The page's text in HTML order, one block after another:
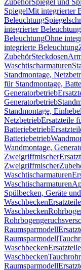
ZubehörSpiegel und
SpiegelMit integrierter
Beleuchtung
integrierter Beleuchtung
BeleuchtungOhne
integrierte Beleuchtung
ZubehörSteckdosen
Waschtischarmaturen
Standmontage,
für Standmontage,
Generatorbetrieb
Generatorbetrieb
Standmontage,
NetzbetriebErsatzteile
Batteriebetrieb
Batteriebetrieb
Wandmontage,
Zweigriffmischer
Zweigriffmischer
Waschtischarmaturen
Waschtischarmaturen
Spülbecken, Geräte
Waschbecken
Waschbecken
Raumsparmodell
Raumsparmodell
Waschbecken
Waschbecken
Raumsparmodell